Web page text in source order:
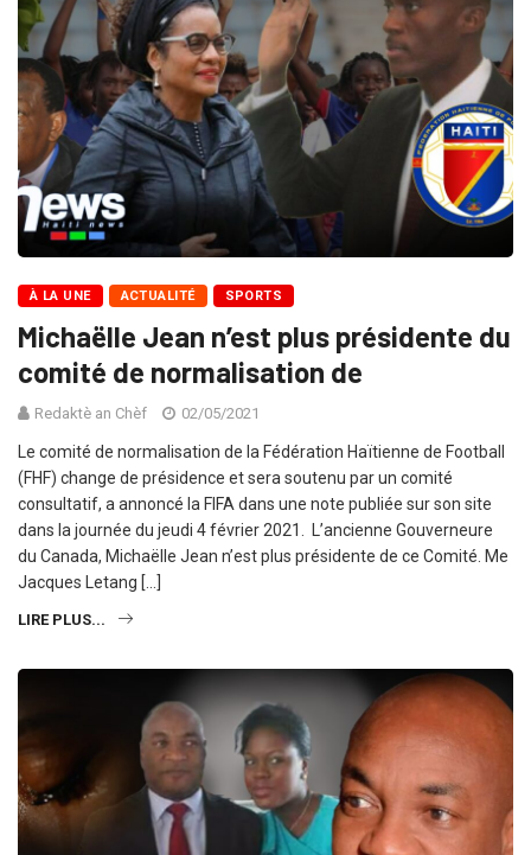
À LA UNE ACTUALITÉ SPORTS
Michaëlle Jean n’est plus présidente du
comité de normalisation de
Redaktè an Chèf 02/05/2021
Le comité de normalisation de la Fédération Haïtienne de Football
(FHF) change de présidence et sera soutenu par un comité
consultatif, a annoncé la FIFA dans une note publiée sur son site
dans la journée du jeudi 4 février 2021. L’ancienne Gouverneure
du Canada, Michaëlle Jean n’est plus présidente de ce Comité. Me
Jacques Letang […]
LIRE PLUS...